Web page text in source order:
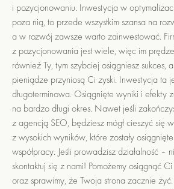
i pozycjonowaniu. Inwestycja w
poza nią, to przede wszystkim szansa na
a w rozwój zawsze warto zainwestować.
z pozycjonowania jest wiele, więc im
również Ty, tym szybciej osiągniesz sukces,
pieniądze przyniosą Ci zyski. Inwestycja ta
długoterminowa. Osiągnięte wyniki i efekty
na bardzo długi okres. Nawet jeśli
z agencją SEO, będziesz mógł cieszyć się
z wysokich wyników, które zostały
współpracy. Jeśli prowadzisz działalność –
skontaktuj się z nami! Pomożemy osiągnąć
oraz sprawimy, że Twoja strona zacznie